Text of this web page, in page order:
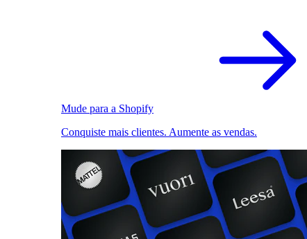
Mude para a Shopify
Conquiste mais clientes. Aumente as vendas.